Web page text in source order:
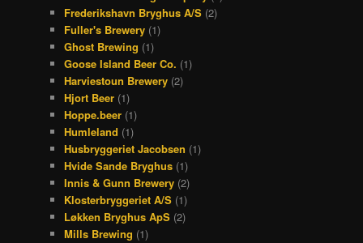
Frederikshavn Bryghus A/S (2)
Fuller's Brewery (1)
Ghost Brewing (1)
Goose Island Beer Co. (1)
Harviestoun Brewery (2)
Hjort Beer (1)
Hoppe.beer (1)
Humleland (1)
Husbryggeriet Jacobsen (1)
Hvide Sande Bryghus (1)
Innis & Gunn Brewery (2)
Klosterbryggeriet A/S (1)
Løkken Bryghus ApS (2)
Mills Brewing (1)